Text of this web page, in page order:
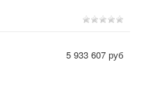
5 933 607 руб